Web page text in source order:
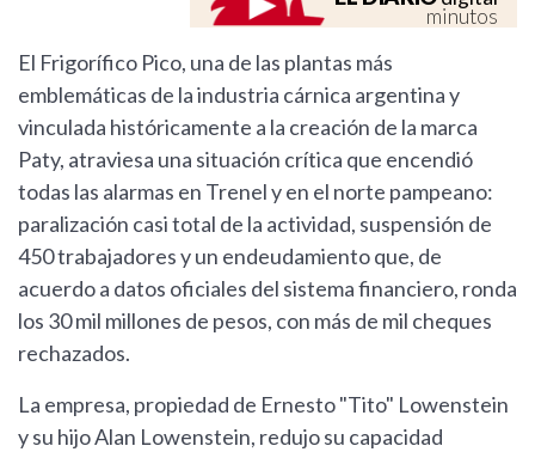
minutos
El Frigorífico Pico, una de las plantas más
emblemáticas de la industria cárnica argentina y
vinculada históricamente a la creación de la marca
Paty, atraviesa una situación crítica que encendió
todas las alarmas en Trenel y en el norte pampeano:
paralización casi total de la actividad, suspensión de
450 trabajadores y un endeudamiento que, de
acuerdo a datos oficiales del sistema financiero, ronda
los 30 mil millones de pesos, con más de mil cheques
rechazados.
La empresa, propiedad de Ernesto "Tito" Lowenstein
y su hijo Alan Lowenstein, redujo su capacidad